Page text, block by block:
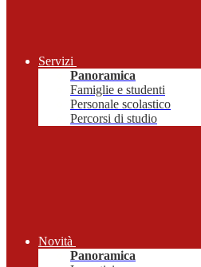
Servizi
Panoramica
Famiglie e studenti
Personale scolastico
Percorsi di studio
Novità
Panoramica